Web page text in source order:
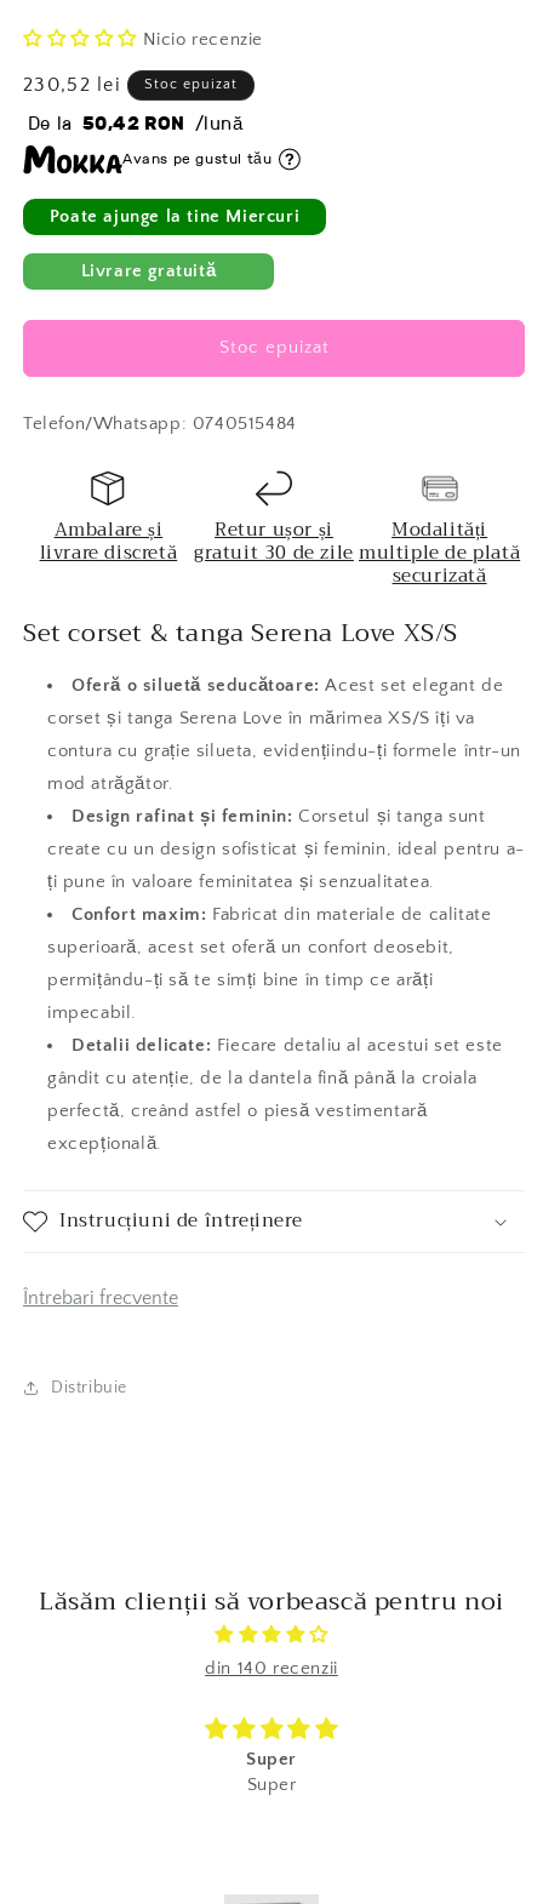
Nicio recenzie
Preț
obișnuit
230,52 lei Stoc epuizat
De la 50,42 RON /lună
Avans pe gustul tău
Poate ajunge la tine Miercuri
Livrare gratuită
Stoc epuizat
Telefon/Whatsapp: 0740515484
Ambalare și
livrare discretă
Retur ușor și
gratuit 30 de zile
Modalități
multiple de plată
securizată
Set corset & tanga Serena Love XS/S
Oferă o siluetă seducătoare: Acest set elegant de
corset și tanga Serena Love în mărimea XS/S îți va
contura cu grație silueta, evidențiindu-ți formele într-un
mod atrăgător.
Design rafinat și feminin: Corsetul și tanga sunt
create cu un design sofisticat și feminin, ideal pentru a-
ți pune în valoare feminitatea și senzualitatea.
Confort maxim: Fabricat din materiale de calitate
superioară, acest set oferă un confort deosebit,
permițându-ți să te simți bine în timp ce arăți
impecabil.
Detalii delicate: Fiecare detaliu al acestui set este
gândit cu atenție, de la dantela fină până la croiala
perfectă, creând astfel o piesă vestimentară
excepțională.
Instrucțiuni de întreținere
Întrebari frecvente
Distribuie
Lăsăm clienții să vorbească pentru noi
din 140 recenzii
Super
Super